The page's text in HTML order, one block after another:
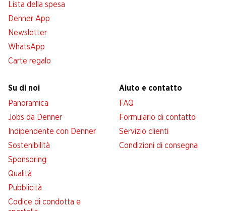
Lista della spesa
Denner App
Newsletter
WhatsApp
Carte regalo
Su di noi
Panoramica
Jobs da Denner
Indipendente con Denner
Sostenibilità
Sponsoring
Qualità
Pubblicità
Codice di condotta e
Aiuto e contatto
FAQ
Formulario di contatto
Servizio clienti
Condizioni di consegna